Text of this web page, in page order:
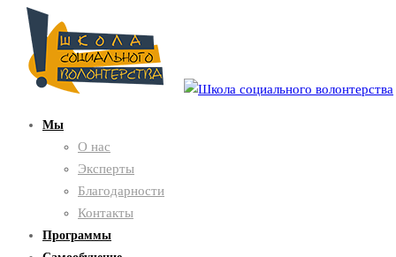
Мы
О нас
Эксперты
Благодарности
Контакты
Программы